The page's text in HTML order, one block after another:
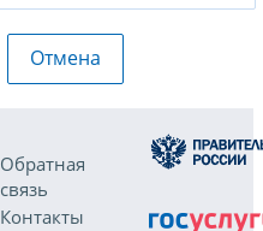
Отмена
Обратная
связь
Контакты